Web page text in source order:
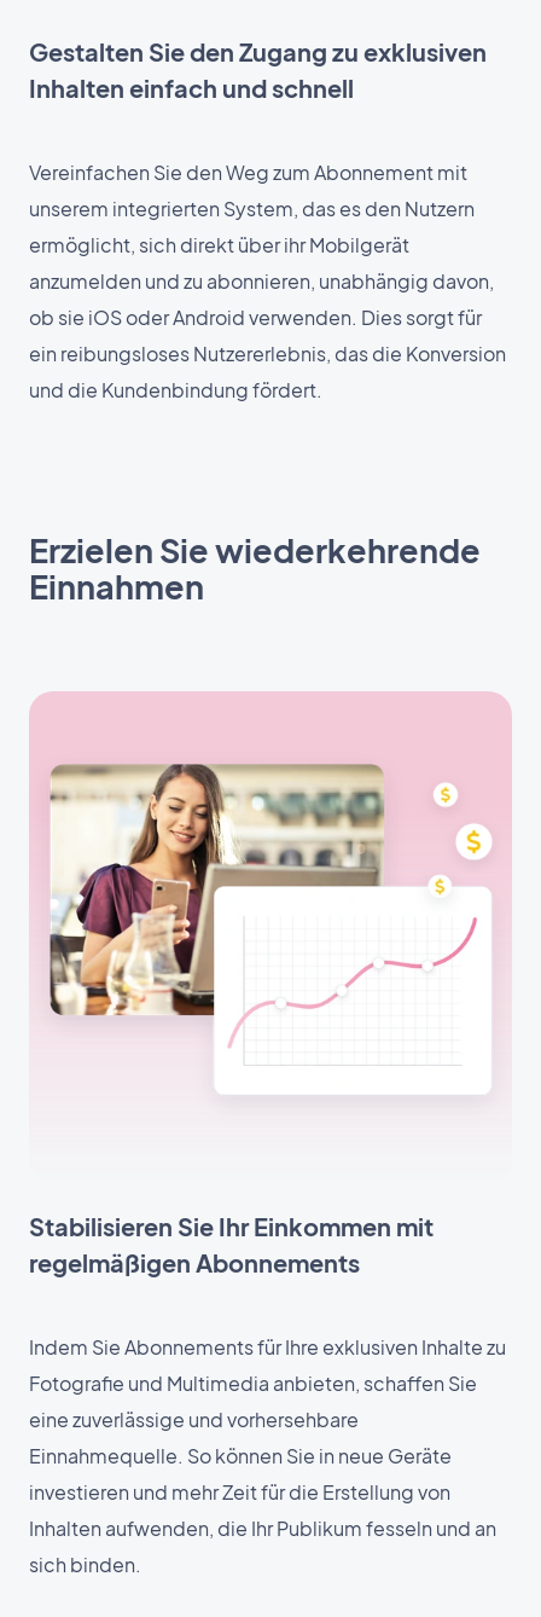
Gestalten Sie den Zugang zu exklusiven
Inhalten einfach und schnell
Vereinfachen Sie den Weg zum Abonnement mit
unserem integrierten System, das es den Nutzern
ermöglicht, sich direkt über ihr Mobilgerät
anzumelden und zu abonnieren, unabhängig davon,
ob sie iOS oder Android verwenden. Dies sorgt für
ein reibungsloses Nutzererlebnis, das die Konversion
und die Kundenbindung fördert.
Erzielen Sie wiederkehrende
Einnahmen
Stabilisieren Sie Ihr Einkommen mit
regelmäßigen Abonnements
Indem Sie Abonnements für Ihre exklusiven Inhalte zu
Fotografie und Multimedia anbieten, schaffen Sie
eine zuverlässige und vorhersehbare
Einnahmequelle. So können Sie in neue Geräte
investieren und mehr Zeit für die Erstellung von
Inhalten aufwenden, die Ihr Publikum fesseln und an
sich binden.